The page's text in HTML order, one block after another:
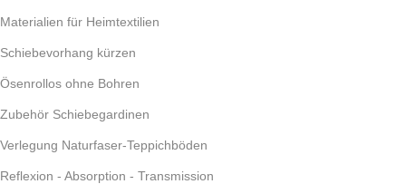
Materialien für Heimtextilien
Schiebevorhang kürzen
Ösenrollos ohne Bohren
Zubehör Schiebegardinen
Verlegung Naturfaser-Teppichböden
Reflexion - Absorption - Transmission